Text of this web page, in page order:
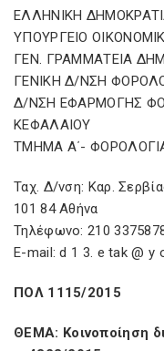
ΕΛΛΗΝΙΚΗ
ΥΠΟΥΡΓΕΙΟ
ΓΕΝ. ΓΡΑΜΜΑΤΕΙΑ
ΓΕΝΙΚΗ Δ/ΝΣΗ
Δ/ΝΣΗ ΕΦΑΡΜΟΓΗΣ
ΚΕΦΑΛΑΙΟΥ
ΤΜΗΜΑ Α΄-
Ταχ. Δ/νση: Καρ.
101 84 Αθήνα
Τηλέφωνο: 210
E-mail: d 1 3. e tak @ y
ΠΟΛ 1115/2015
ΘΕΜΑ: Κοινοποίηση